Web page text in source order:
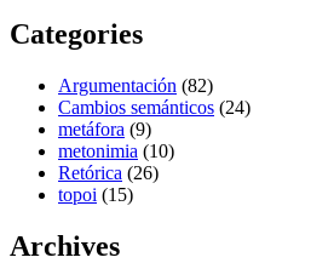
Categories
Argumentación (82)
Cambios semánticos (24)
metáfora (9)
metonimia (10)
Retórica (26)
topoi (15)
Archives